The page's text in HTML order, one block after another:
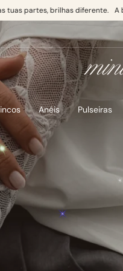
A beleza vive no equilíbrio. -
Anéis Pulseiras